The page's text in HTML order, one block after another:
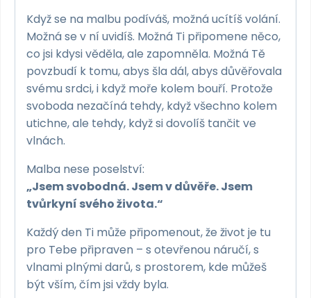
Když se na malbu podíváš, možná ucítíš volání.
Možná se v ní uvidíš. Možná Ti připomene něco,
co jsi kdysi věděla, ale zapomněla. Možná Tě
povzbudí k tomu, abys šla dál, abys důvěřovala
svému srdci, i když moře kolem bouří. Protože
svoboda nezačíná tehdy, když všechno kolem
utichne, ale tehdy, když si dovolíš tančit ve
vlnách.
Malba nese poselství:
„Jsem svobodná. Jsem v důvěře. Jsem
tvůrkyní svého života.“
Každý den Ti může připomenout, že život je tu
pro Tebe připraven – s otevřenou náručí, s
vlnami plnými darů, s prostorem, kde můžeš
být vším, čím jsi vždy byla.